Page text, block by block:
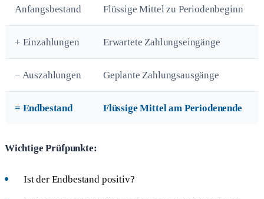
Anfangsbestand Flüssige Mittel zu Periodenbeginn
+ Einzahlungen Erwartete Zahlungseingänge
− Auszahlungen Geplante Zahlungsausgänge
= Endbestand Flüssige Mittel am Periodenende
Wichtige Prüfpunkte:
Ist der Endbestand positiv?